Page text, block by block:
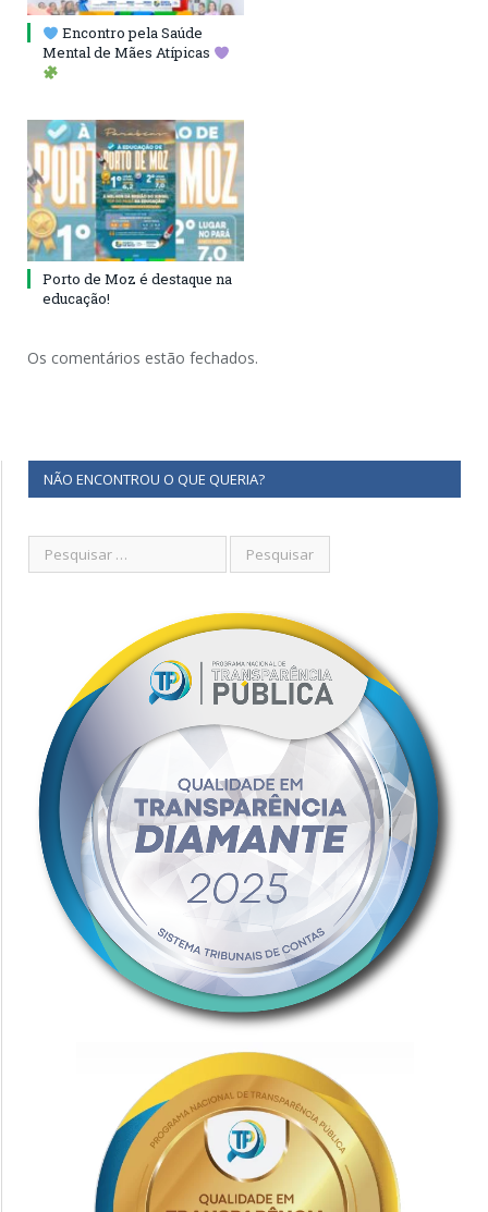
Encontro pela Saúde
Mental de Mães Atípicas
Porto de Moz é destaque na
educação!
Os comentários estão fechados.
NÃO ENCONTROU O QUE QUERIA?